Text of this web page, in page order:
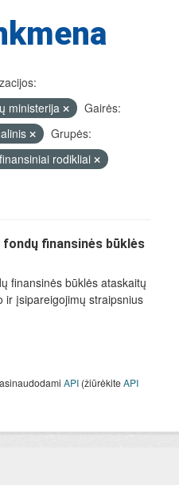
ministerija
Gairės:
Grupės:
rodikliai
finansinės būklės
finansinės būklės ataskaitų
ir įsipareigojimų straipsnius
API (žiūrėkiteAPI